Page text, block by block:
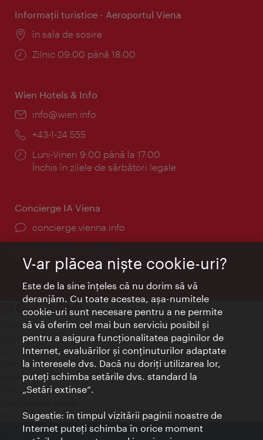
Informaţii turistice - Aeroportul Viena
Locul:
în sala de sosire
Program:
Zilnic 09:00 până 18:00
Wien Hotels & Info
E-
info@wien.info
Telefon:
+43-1-24 555
Program:
Luni-Vineri 9:00 până la 17:00
Închis în zilele de sărbători legale
Concierge IA Viena
concierge.vienna.info
Contact
Credits
Declaraţie privind protecţia datelor
Terms of Use
Accesibilitate
Contact presa
© Copyright Wien Tourismus
V-ar plăcea nişte cookie-uri?
Este de la sine înţeles că nu dorim să vă
deranjăm. Cu toate acestea, aşa-numitele
cookie-uri sunt necesare pentru a ne permite
să vă oferim cel mai bun serviciu posibil şi
pentru a asigura funcţionalitatea paginilor de
Internet, evaluărilor şi conţinuturilor adaptate
la interesele dvs. Dacă nu doriţi utilizarea lor,
puteţi schimba setările dvs. standard la
„Setări extinse“.
Sugestie: în timpul vizitării paginii noastre de
Internet puteţi schimba în orice moment